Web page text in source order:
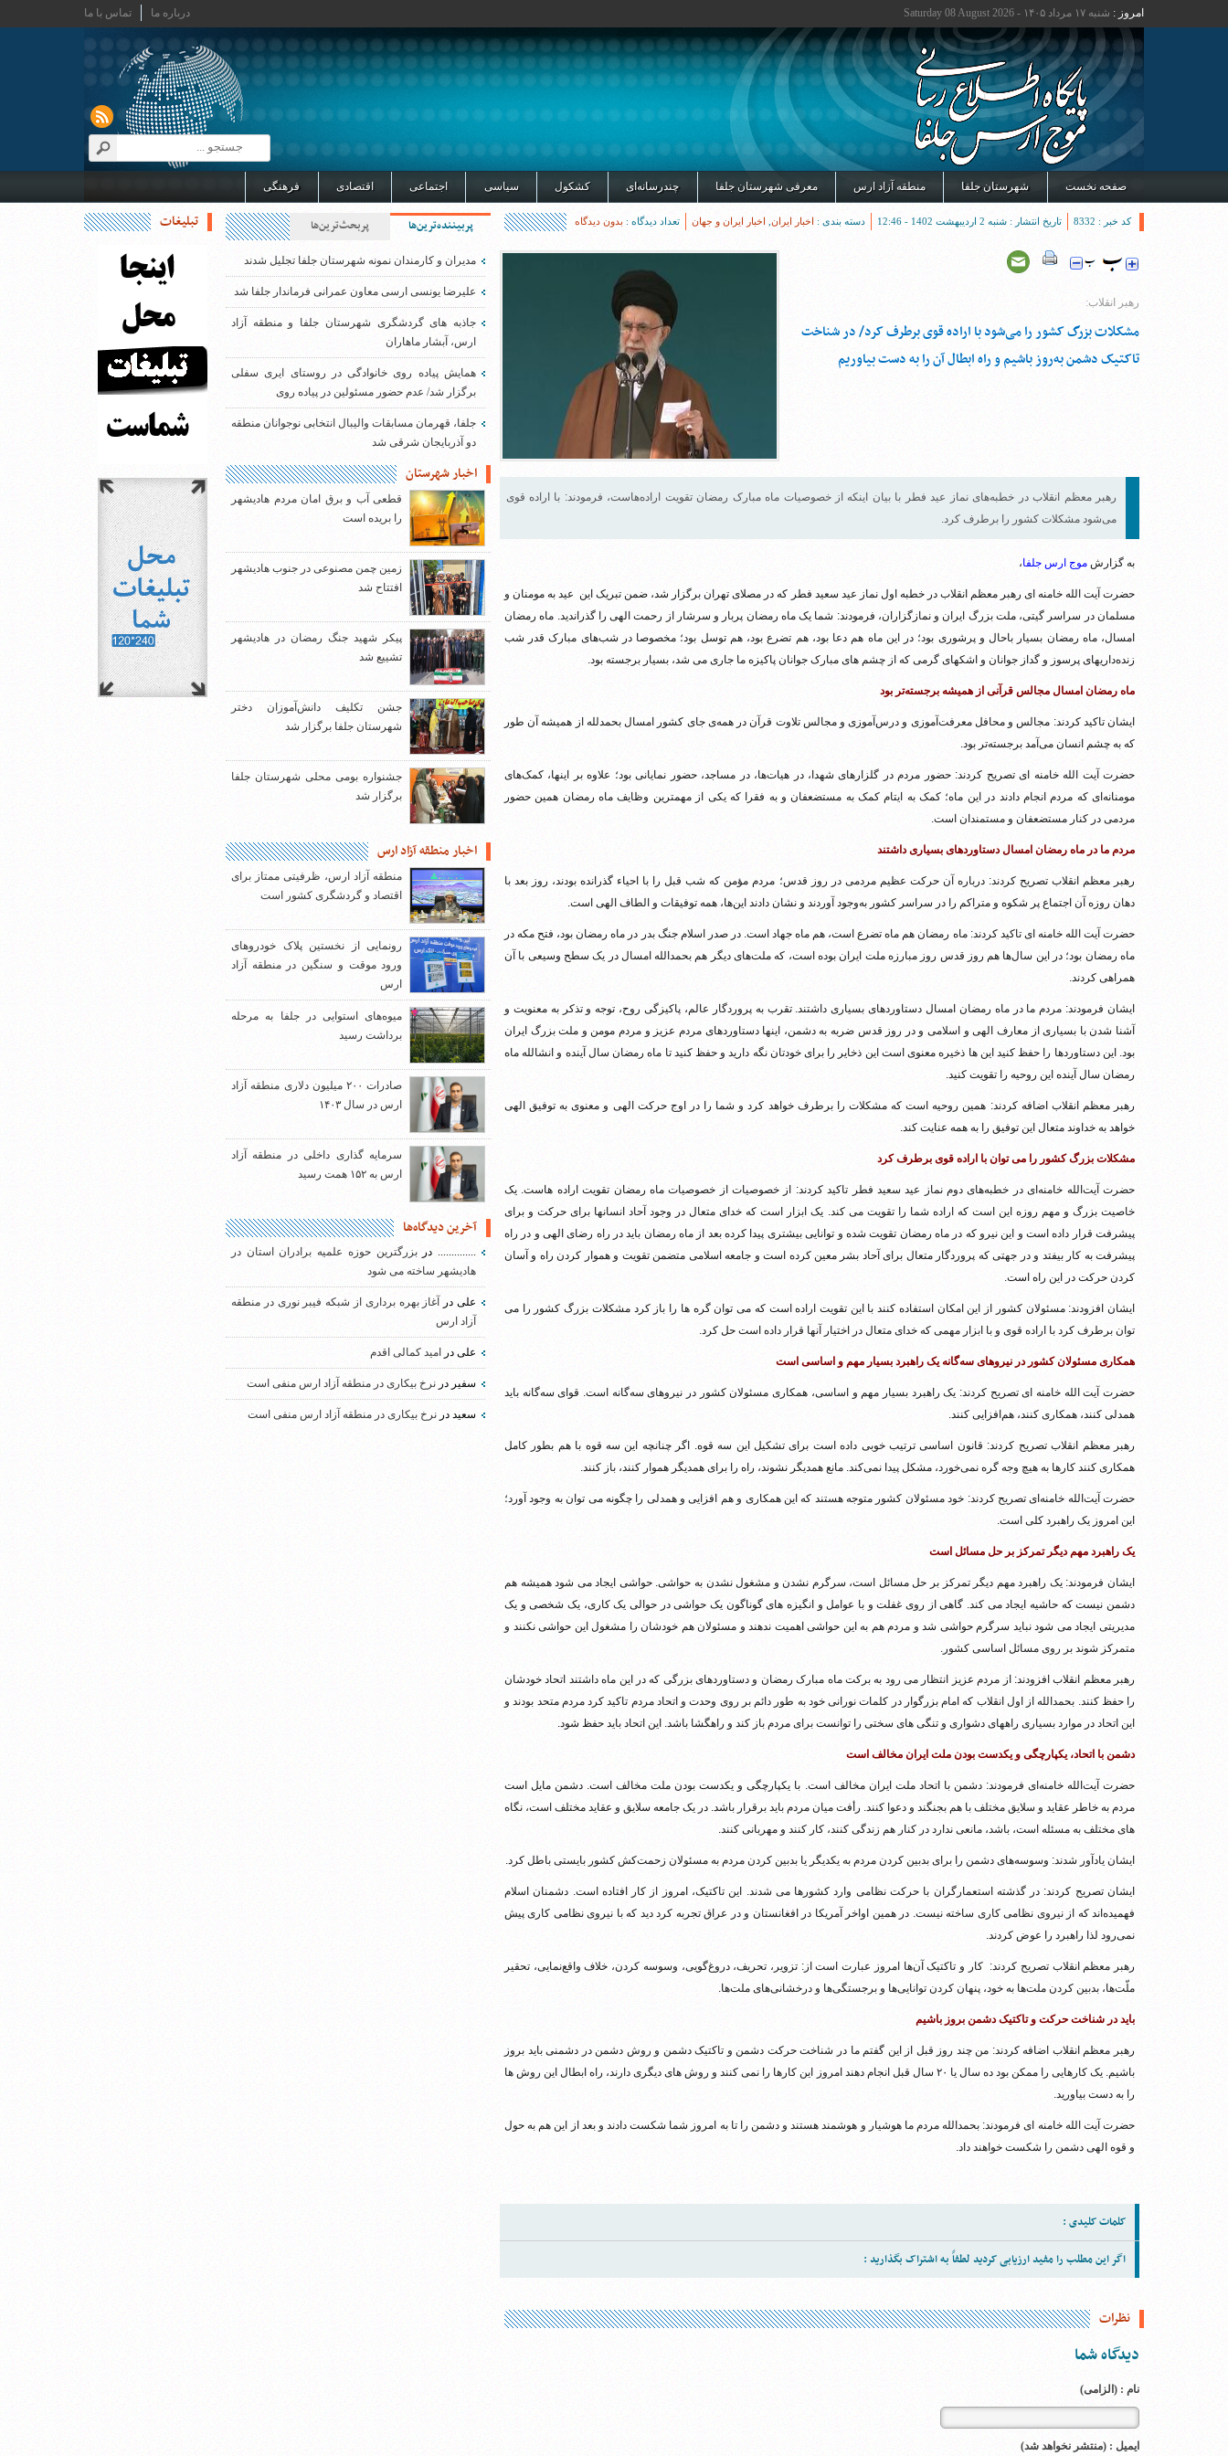
امروز : شنبه ۱۷ مرداد ۱۴۰۵ - Saturday 08 August 2026 تماس با ما درباره ما
صفحه نخست شهرستان جلفا منطقه آزاد ارس معرفی شهرستان جلفا چندرسانه‌ای کشکول سیاسی اجتماعی اقتصادی فرهنگی
کد خبر : 8332 تاریخ انتشار : شنبه 2 اردیبهشت 1402 - 12:46 دسته بندی : اخبار ایران اخبار ایران و جهان تعداد دیدگاه : بدون دیدگاه
رهبر انقلاب:
مشکلات بزرگ کشور را می‌شود با اراده قوی برطرف کرد/ در شناخت
تاکتیک دشمن به‌روز باشیم و راه ابطال آن را به دست بیاوریم
رهبر معظم انقلاب در خطبه‌های نماز عید فطر با بیان اینکه از خصوصیات ماه مبارک رمضان تقویت اراده‌هاست، فرمودند: با اراده قوی
می‌شود مشکلات کشور را برطرف کرد.
به گزارش موج ارس جلفا،
حضرت آیت الله خامنه ای رهبر معظم انقلاب در خطبه‌ اول نماز عید سعید فطر که در مصلای تهران برگزار شد، ضمن تبریک این عید به مومنان و
مسلمان در سراسر گیتی، ملت بزرگ ایران و نمازگزاران، فرمودند: شما یک ماه رمضان پربار و سرشار از رحمت الهی را گذراندید. ماه رمضان
امسال، ماه رمضان بسیار باحال و پرشوری بود؛ در این ماه هم دعا بود، هم تضرع بود، هم توسل بود؛ مخصوصا در شب‌های مبارک قدر شب
زنده‌داریهای پرسوز و گداز جوانان و اشکهای گرمی که از چشم های مبارک جوانان پاکیزه‌ ما جاری می شد، بسیار برجسته بود.
ماه رمضان امسال مجالس قرآنی از همیشه برجسته‌تر بود
ایشان تاکید کردند: مجالس و محافل معرفت‌آموزی و درس‌آموزی و مجالس تلاوت قرآن در همه‌ی جای کشور امسال بحمدلله از همیشه آن طور
که به چشم انسان می‌آمد برجسته‌تر بود.
حضرت آیت الله خامنه ای تصریح کردند: حضور مردم در گلزارهای شهدا، در هیات‌ها، در مساجد، حضور نمایانی بود؛ علاوه بر اینها، کمک‌های
مومنانه‌ای که مردم انجام دادند در این ماه؛ کمک به ایتام کمک به مستضعفان و به فقرا که یکی از مهمترین وظایف ماه رمضان همین حضور
مردمی در کنار مستضعفان و مستمندان است.
مردم ما در ماه رمضان امسال دستاوردهای بسیاری داشتند
رهبر معظم انقلاب تصریح کردند: درباره آن حرکت عظیم مردمی در روز قدس؛ مردم مؤمن که شب قبل را با احیاء گذرانده بودند، روز بعد با
دهان روزه آن اجتماع پر شکوه و متراکم را در سراسر کشور به‌وجود آوردند و نشان دادند این‌ها، همه توفیقات و الطاف الهی است.
حضرت آیت الله خامنه ای تاکید کردند: ماه رمضان هم ماه تضرع است، هم ماه جهاد است. در صدر اسلام جنگ بدر در ماه رمضان بود، فتح مکه در
ماه رمضان بود؛ در این سال‌ها هم روز قدس روز مبارزه ملت ایران بوده است، که ملت‌های دیگر هم بحمدالله امسال در یک سطح وسیعی با‌ آن
همراهی کردند.
ایشان فرمودند: مردم ما در ماه رمضان امسال دستاوردهای بسیاری داشتند. تقرب به پروردگار عالم، پاکیزگی روح، توجه و تذکر به معنویت و
آشنا شدن با بسیاری از معارف الهی و اسلامی و در روز قدس ضربه به دشمن، اینها دستاوردهای مردم عزیز و مردم مومن و ملت بزرگ ایران
بود. این دستاوردها را حفظ کنید این ها ذخیره معنوی است این ذخایر را برای خودتان نگه دارید و حفظ کنید تا ماه رمضان سال آینده و انشالله ماه
رمضان سال آینده این روحیه را تقویت کنید.
رهبر معظم انقلاب اضافه کردند: همین روحیه است که مشکلات را برطرف خواهد کرد و شما را در اوج حرکت الهی و معنوی به توفیق الهی
خواهد به خداوند متعال این توفیق را به همه عنایت کند.
مشکلات بزرگ کشور را می توان با اراده قوی برطرف کرد
حضرت آیت‌الله خامنه‌ای در خطبه‌های دوم نماز عید سعید فطر تاکید کردند: از خصوصیات از خصوصیات ماه رمضان تقویت اراده هاست. یک
خاصیت بزرگ و مهم روزه این است که اراده شما را تقویت می کند. یک ابزار است که خدای متعال در وجود آحاد انسانها برای حرکت و برای
پیشرفت قرار داده است و این نیرو که در ماه رمضان تقویت شده و توانایی بیشتری پیدا کرده بعد از ماه رمضان باید در راه رضای الهی و در راه
پیشرفت به کار بیفتد و در جهتی که پروردگار متعال برای آحاد بشر معین کرده است و جامعه اسلامی متضمن تقویت و هموار کردن راه و آسان
کردن حرکت در این راه است.
ایشان افزودند: مسئولان کشور از این امکان استفاده کنند با این تقویت اراده است که می توان گره ها را باز کرد مشکلات بزرگ کشور را می
توان برطرف کرد با اراده قوی و با ابزار مهمی که خدای متعال در اختیار آنها قرار داده است حل کرد.
همکاری مسئولان کشور در نیروهای سه‌گانه یک راهبرد بسیار مهم و اساسی است
حضرت آیت الله خامنه ای تصریح کردند: یک راهبرد بسیار مهم و اساسی، همکاری مسئولان کشور در نیروهای سه‌گانه است. قوای سه‌گانه باید
همدلی کنند، همکاری کنند، هم‌افزایی کنند.
رهبر معظم انقلاب تصریح کردند: قانون اساسی ترتیب خوبی داده است برای تشکیل این سه قوه. اگر چنانچه این سه قوه با هم بطور کامل
همکاری کنند کارها به هیچ وجه گره نمی‌خورد، مشکل پیدا نمی‌کند. مانع همدیگر نشوند، راه را برای همدیگر هموار کنند، باز کنند.
حضرت آیت‌الله خامنه‌ای تصریح کردند: خود مسئولان کشور متوجه هستند که این همکاری و هم افزایی و همدلی را چگونه می توان به وجود آورد؛
این امروز یک راهبرد کلی است.
یک راهبرد مهم دیگر تمرکز بر حل مسائل است
ایشان فرمودند: یک راهبرد مهم دیگر تمرکز بر حل مسائل است، سرگرم نشدن و مشغول نشدن به حواشی. حواشی ایجاد می شود همیشه هم
دشمن نیست که حاشیه ایجاد می کند. گاهی از روی غفلت و با عوامل و انگیزه های گوناگون یک حواشی در حوالی یک کاری، یک شخصی و یک
مدیریتی ایجاد می شود نباید سرگرم حواشی شد و مردم هم به این حواشی اهمیت ندهند و مسئولان هم خودشان را مشغول این حواشی نکنند و
متمرکز شوند بر روی مسائل اساسی کشور.
رهبر معظم انقلاب افزودند: از مردم عزیز انتظار می رود به برکت ماه مبارک رمضان و دستاوردهای بزرگی که در این ماه داشتند اتحاد خودشان
را حفظ کنند. بحمدالله از اول انقلاب که امام بزرگوار در کلمات نورانی خود به طور دائم بر روی وحدت و اتحاد مردم تاکید کرد مردم متحد بودند و
این اتحاد در موارد بسیاری راههای دشواری و تنگی های سختی را توانست برای مردم باز کند و راهگشا باشد. این اتحاد باید حفظ شود.
دشمن با اتحاد، یکپارچگی و یکدست بودن ملت ایران مخالف است
حضرت آیت‌الله خامنه‌ای فرمودند: دشمن با اتحاد ملت ایران مخالف است. با یکپارچگی و یکدست بودن ملت مخالف است. دشمن مایل است
مردم به خاطر عقاید و سلایق مختلف با هم بجنگند و دعوا کنند. رأفت میان مردم باید برقرار باشد. در یک جامعه سلایق و عقاید مختلف است، نگاه
های مختلف به مسئله است، باشد، مانعی ندارد در کنار هم زندگی کنند، کار کنند و مهربانی کنند.
ایشان یادآور شدند: وسوسه‌های دشمن را برای بدبین کردن مردم به یکدیگر یا بدبین کردن مردم به مسئولان زحمت‌کش کشور بایستی باطل کرد.
ایشان تصریح کردند: در گذشته استعمارگران با حرکت نظامی وارد کشورها می شدند. این تاکتیک، امروز از کار افتاده است. دشمنان اسلام
فهمیده‌اند که از نیروی نظامی کاری ساخته نیست. در همین اواخر آمریکا در افغانستان و در عراق تجربه کرد دید که با نیروی نظامی کاری پیش
نمی‌رود لذا راهبرد را عوض کردند.
رهبر معظم انقلاب تصریح کردند: کار و تاکتیک آن‌ها امروز عبارت است از: تزویر، تحریف، دروغ‌گویی، وسوسه کردن، خلاف واقع‌نمایی، تحقیر
ملّت‌ها، بدبین کردن ملت‌ها به خود، پنهان کردن توانایی‌ها و برجستگی‌ها و درخشانی‌‌های ملت‌ها.
باید در شناخت حرکت و تاکتیک دشمن بروز باشیم
رهبر معظم انقلاب اضافه کردند: من چند روز قبل از این گفتم ما در شناخت حرکت دشمن و تاکتیک دشمن و روش دشمن در دشمنی باید بروز
باشیم. یک کارهایی را ممکن بود ده سال یا ۲۰ سال قبل انجام دهند امروز این کارها را نمی کنند و روش های دیگری دارند، راه ابطال این روش ها
را به دست بیاورید.
حضرت آیت الله خامنه ای فرمودند: بحمدالله مردم ما هوشیار و هوشمند هستند و دشمن را تا به امروز شما شکست دادند و بعد از این هم به حول
و قوه الهی دشمن را شکست خواهند داد.
کلمات کلیدی :
اگر این مطلب را مفید ارزیابی کردید لطفاً به اشتراک بگذارید :
نظرات
دیدگاه شما
نام : (الزامی)
ایمیل : (منتشر نخواهد شد)
تبلیغات پربیننده‌ترین‌ها پربحث‌ترین‌ها
مدیران و کارمندان نمونه شهرستان جلفا تجلیل شدند
علیرضا یونسی ارسی معاون عمرانی فرماندار جلفا شد
جاذبه های گردشگری شهرستان جلفا و منطقه آزاد
ارس، آبشار ماهاران
همایش پیاده روی خانوادگی در روستای ایری سفلی
برگزار شد/ عدم حضور مسئولین در پیاده روی
جلفا، قهرمان مسابقات والیبال انتخابی نوجوانان منطقه
دو آذربایجان شرقی شد
اخبار شهرستان
قطعی آب و برق امان مردم هادیشهر
را بریده است
زمین چمن مصنوعی در جنوب هادیشهر
افتتاح شد
پیکر شهید جنگ رمضان در هادیشهر
تشییع شد
جشن تکلیف دانش‌آموزان دختر
شهرستان جلفا برگزار شد
جشنواره بومی محلی شهرستان جلفا
برگزار شد
اخبار منطقه آزاد ارس
منطقه آزاد ارس، ظرفیتی ممتاز برای
اقتصاد و گردشگری کشور است
رونمایی از نخستین پلاک خودروهای
ورود موقت و سنگین در منطقه آزاد
ارس
میوه‌های استوایی در جلفا به مرحله
برداشت رسید
صادرات ۲۰۰ میلیون دلاری منطقه آزاد
ارس در سال ۱۴۰۳
سرمایه گذاری داخلی در منطقه آزاد
ارس به ۱۵۲ همت رسید
آخرین دیدگاه‌ها
.............. دربزرگترین حوزه علمیه برادران استان در
هادیشهر ساخته می شود
علیدر
آغاز بهره برداری از شبکه فیبر نوری در منطقه
آزاد ارس
علی در امید کمالی اقدم
سفیر در نرخ بیکاری در منطقه آزاد ارس منفی است
سعید در نرخ بیکاری در منطقه آزاد ارس منفی است